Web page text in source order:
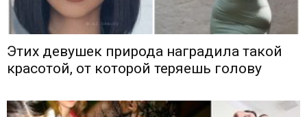
Этих девушек природа наградила такой
красотой, от которой теряешь голову